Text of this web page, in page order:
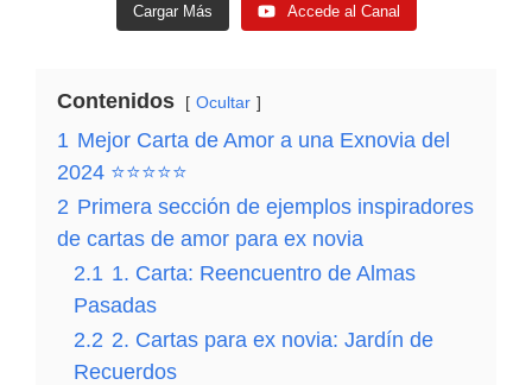
CARTA a mi NOVIO Expresando mis sentimientos.
¡Esto te Va a SORPRENDER!💌💖 ¡Descubre lo que
CARTA de AMOR y AMISTAD 💌❤️🕊️ [El Vínculo
entre Amor y Amistad Carta que Revela el Corazón]
Carta De Amor Escrita a Mano💌💗[Amor en letras
Revelando Mis Sentimientos Más Íntimos]
Cargar Más Accede al Canal
Contenidos Ocultar
1 Mejor Carta de Amor a una Exnovia del
2024 ⭐⭐⭐⭐⭐
2 Primera sección de ejemplos inspiradores
de cartas de amor para ex novia
2.1 1. Carta: Reencuentro de Almas
Pasadas
2.2 2. Cartas para ex novia: Jardín de
Recuerdos